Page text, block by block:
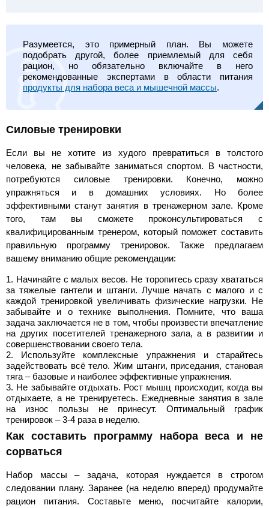
Разумеется, это примерный план. Вы можете
подобрать другой, более приемлемый для себя
рацион, но обязательно включайте в него
рекомендованные экспертами в области питания
продукты для набора веса и мышечной массы.
Силовые тренировки
Если вы не хотите из худого превратиться в толстого
человека, не забывайте заниматься спортом. В частности,
потребуются силовые тренировки. Конечно, можно
упражняться и в домашних условиях. Но более
эффективными станут занятия в тренажерном зале. Кроме
того, там вы сможете проконсультироваться с
квалифицированным тренером, который поможет составить
правильную программу тренировок. Также предлагаем
вашему вниманию общие рекомендации:
Начинайте с малых весов. Не торопитесь сразу хвататься
за тяжелые гантели и штанги. Лучше начать с малого и с
каждой тренировкой увеличивать физические нагрузки. Не
забывайте и о технике выполнения. Помните, что ваша
задача заключается не в том, чтобы произвести впечатление
на других посетителей тренажерного зала, а в развитии и
совершенствовании своего тела.
Используйте комплексные упражнения и старайтесь
задействовать всё тело. Жим штанги, приседания, становая
тяга – базовые и наиболее эффективные упражнения.
Не забывайте отдыхать. Рост мышц происходит, когда вы
отдыхаете, а не тренируетесь. Ежедневные занятия в зале
на износ пользы не принесут. Оптимальный график
тренировок – 3-4 раза в неделю.
Как составить программу набора веса и не
сорваться
Набор массы – задача, которая нуждается в строгом
следовании плану. Заранее (на неделю вперед) продумайте
рацион питания. Составьте меню, посчитайте калории,